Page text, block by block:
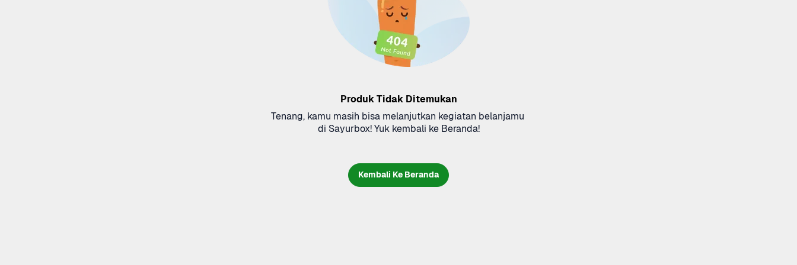
Produk Tidak Ditemukan
Tenang, kamu masih bisa melanjutkan kegiatan belanjamu
di Sayurbox! Yuk kembali ke Beranda!
Kembali Ke Beranda